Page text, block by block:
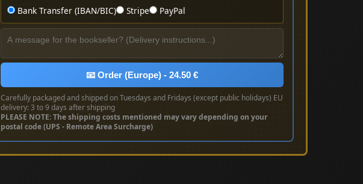
Bank Transfer (IBAN/BIC)
Stripe PayPal
📧 Order (Europe) - 24.50 €
Carefully packaged and shipped on Tuesdays and Fridays (except public holidays) EU
delivery: 3 to 9 days after shipping
PLEASE NOTE: The shipping costs mentioned may vary depending on your
postal code (UPS - Remote Area Surcharge)